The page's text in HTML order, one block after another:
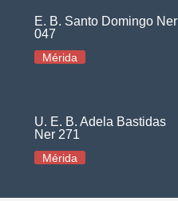
E. B. Santo Domingo Ner
047
Mérida
U. E. B. Adela Bastidas
Ner 271
Mérida